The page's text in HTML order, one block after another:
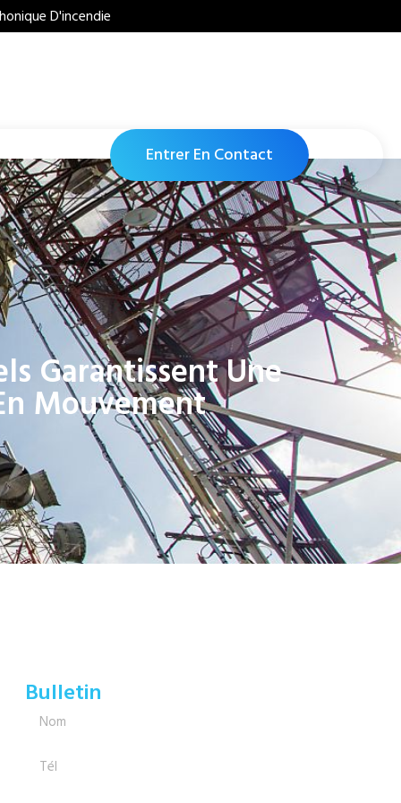
D'incendie
Entrer En Contact
Garantissent Une
Mouvement
Bulletin